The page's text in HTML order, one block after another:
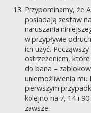
Przypominamy, że
posiadają zestaw
naruszania
w przypływie
ich użyć.
ostrzeżeniem,
do bana –
uniemożliwienia
pierwszym
kolejno na 7, 14 i
zawsze.